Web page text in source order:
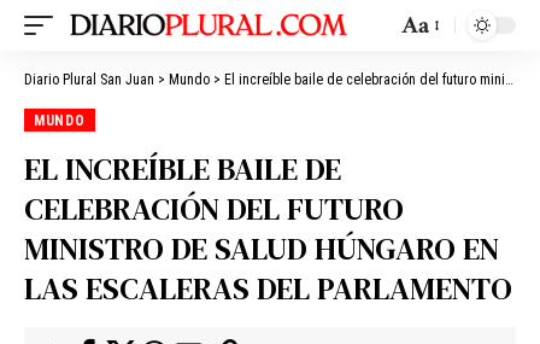
Aa
Diario Plural San Juan > Mundo > El increíble baile de celebración del futuro ministro de Salud húngaro en las escaleras del Parlamento
MUNDO
EL INCREÍBLE BAILE DE
CELEBRACIÓN DEL FUTURO
MINISTRO DE SALUD HÚNGARO EN
LAS ESCALERAS DEL PARLAMENTO